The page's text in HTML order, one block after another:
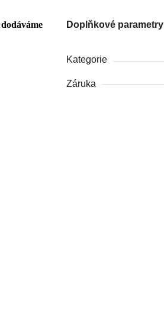
Doplňkové parametry
Kategorie
Záruka